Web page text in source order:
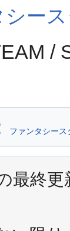
シー
/
ファンタシー
最終